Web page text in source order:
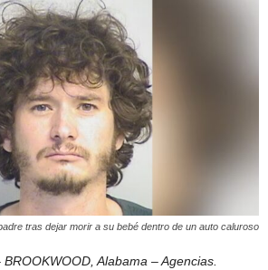
tras dejar morir a su bebé dentro de un auto caluroso
Alabama – Agencias.